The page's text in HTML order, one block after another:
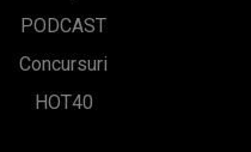
PODCAST
Concursuri
HOT40